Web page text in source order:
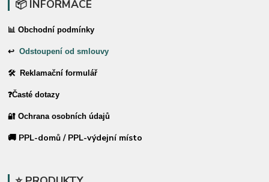
📦 INFORMACE
📊 Obchodní podmínky
↩Odstoupení od smlouvy
🛠 Reklamační formulář
❓Časté dotazy
🔐 Ochrana osobních údajů
🚚 PPL-domů / PPL-výdejní místo